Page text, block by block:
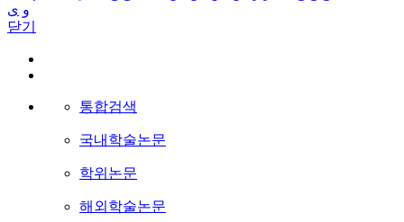
و ی
닫기
통합검색
국내학술논문
학위논문
해외학술논문